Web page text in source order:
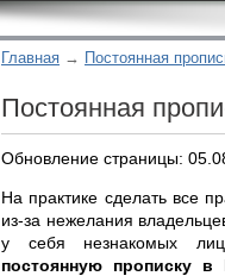
Главная Постоянная
Постоянная
Обновление страницы:
На практике сделать все
из-за нежелания
у себя незнакомых
постоянную прописку в